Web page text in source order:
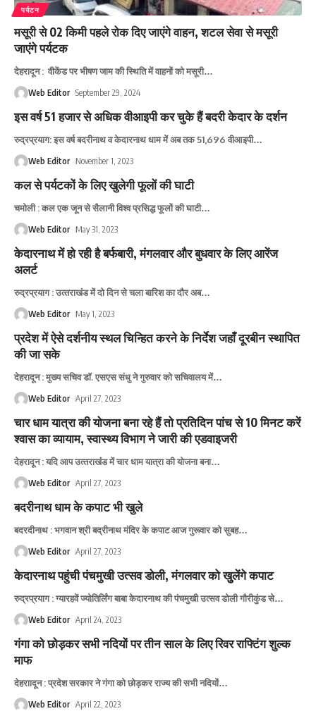
पर्यटन
मसूरी से 02 किमी पहले रोक दिए जाएंगे वाहन, शटल सेवा से मसूरी
जाएंगे पर्यटक
देहरादून : वीकेंड पर भीषण जाम की स्थिति में वाहनों को मसूरी…
Web Editor September 29, 2024
इस वर्ष 51 हजार से अधिक वीआइपी कर चुके हैं बदरी केदार के दर्शन
रुद्रप्रयाग: इस वर्ष बदरीनाथ व केदारनाथ धाम में अब तक 51,696 वीआइपी…
Web Editor November 1, 2023
कल से पर्यटकों के लिए खुलेगी फूलाें की घाटी
चमोली : कल एक जून से सैलानी विश्व प्रसिद्ध फूलों की घाटी…
Web Editor May 31, 2023
केदारनाथ में हो रही है बर्फबारी, मंगलवार और बुधवार के लिए आरेंज
अलर्ट
रुद्रप्रयाग : उत्‍तराखंड में दो दिन से चला बारिश का दौर अब…
Web Editor May 1, 2023
प्रदेश में ऐसे दर्शनीय स्थल चिन्हित करने के निर्देश जहाँ दूरबीन स्थापित
की जा सके
देहरादून : मुख्य सचिव डॉ. एसएस संधु ने गुरुवार को सचिवालय में…
Web Editor April 27, 2023
चार धाम यात्रा की योजना बना रहे हैं तो प्रतिदिन पांच से 10 मिनट करें
श्‍वास का व्‍यायाम, स्‍वास्‍थ्‍य विभाग ने जारी की एडवाइजरी
देहरादून : यदि आप उत्‍तराखंंड में चार धाम यात्रा की योजना बना…
Web Editor April 27, 2023
बदरीनाथ धाम के कपाट भी खुले
बदरदीनाथ : भगवान श्री बद्रीनाथ मंदिर के कपाट आज गुरूवार को सुबह…
Web Editor April 27, 2023
केदारनाथ पहुंची पंचमुखी उत्‍सव डोली, मंगलवार को खुुलेंगे कपाट
रुद्रप्रयाग : ग्यारहवें ज्योतिर्लिंग बाबा केदारनाथ की पंचमुखी उत्सव डोली गौरीकुंड से…
Web Editor April 24, 2023
गंगा को छोड़कर सभी नदियों पर तीन साल के लिए रिवर राफ्टिंग शुल्क
माफ
देहराादून : प्रदेश सरकार ने गंगा को छोड़कर राज्य की सभी नदियों…
Web Editor April 22, 2023